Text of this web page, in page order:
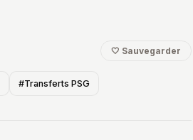
🤍 Sauvegarder
#Transferts PSG